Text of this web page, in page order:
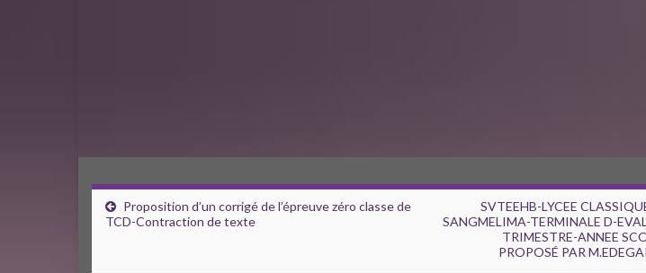
Proposition d’un corrigé de l’épreuve zéro classe de
TCD-Contraction de texte
SVTEEHB-LYCEE
SANGMELIMA-TERMINALE D-
TRIMESTRE-ANNEE
PROPOSÉ PAR